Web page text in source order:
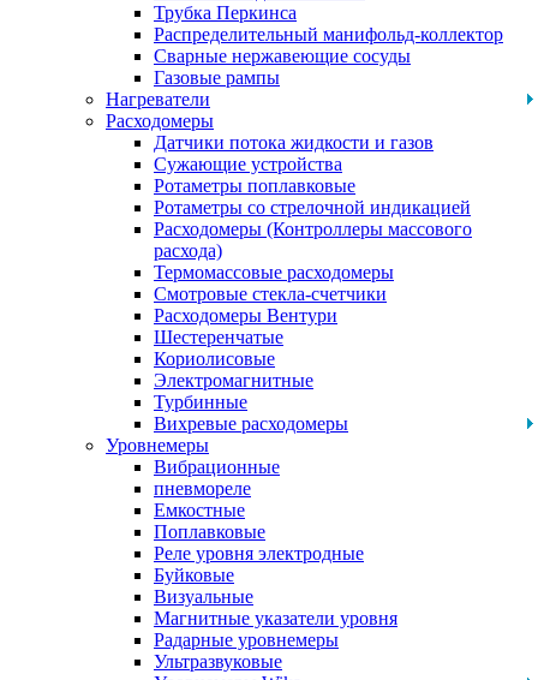
Трубка Перкинса
Распределительный манифольд-коллектор
Сварные нержавеющие сосуды
Газовые рампы
Нагреватели
Расходомеры
Датчики потока жидкости и газов
Сужающие устройства
Ротаметры поплавковые
Ротаметры со стрелочной индикацией
Расходомеры (Контроллеры массового
расхода)
Термомассовые расходомеры
Смотровые стекла-счетчики
Расходомеры Вентури
Шестеренчатые
Кориолисовые
Электромагнитные
Турбинные
Вихревые расходомеры
Уровнемеры
Вибрационные
пневмореле
Емкостные
Поплавковые
Реле уровня электродные
Буйковые
Визуальные
Магнитные указатели уровня
Радарные уровнемеры
Ультразвуковые